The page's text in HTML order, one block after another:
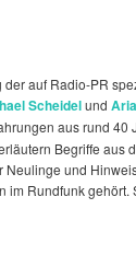
auf Radio-PR
Scheidelund
aus rund 40
Begriffe aus
Neulinge und
im Rundfunk gehört.